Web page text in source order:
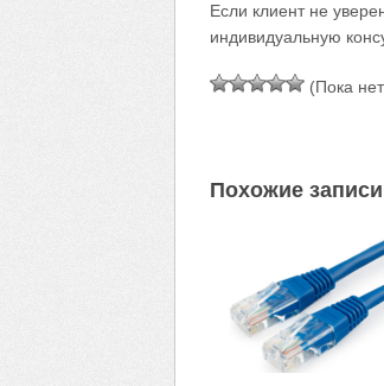
Если клиент не
индивидуальную
(Пока
Похожие записи